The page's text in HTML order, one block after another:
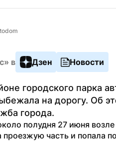
в Дзен Новости
городского парка
на дорогу. Об
города.
полудня 27 июня
часть и попала